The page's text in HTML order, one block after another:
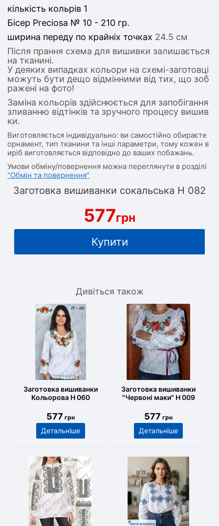
кількість кольрів 1
Бісер Preciosa № 10 - 210 гр.
ширина переду по крайніх точках 24.5 см
Після прання схема для вишивки залишається
на тканині.
У деяких випадках кольори на схемі-заготовці
можуть бути дещо відмінними від тих, що зоб
ражені на фото!
Заміна кольорів здійснюється для запобігання
зливанню відтінків та зручного процесу вишив
ки.
Виготовляється індивідуально: ви самостійно обираєте
орнамент, тип тканини та інші параметри, тому кожен в
иріб виготовляється відповідно до ваших побажань.
Умови обміну/повернення можна переглянути в розділі
"Обмін та повернення"
Заготовка вишиванки сокальська Н 082
577грн
Купити
Дивіться також
Заготовка вишиванки
Кольорова Н 060
577 грн
Детальніше
Заготовка вишиванки
"Червоні маки" Н 009
577 грн
Детальніше